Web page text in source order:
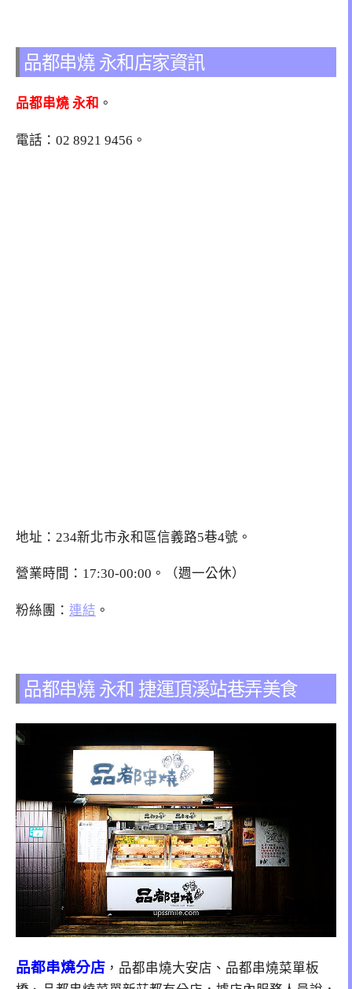
品都串燒 永和店家資訊
品都串燒 永和 。
電話： 02 8921 9456 。
地址：234新北市永和區信義路5巷4號。
營業時間：17:30-00:00。（週一公休）
粉絲團： 連結 。
品都串燒 永和 捷運頂溪站巷弄美食
品都串燒分店 ，品都串燒大安店、品都串燒菜單板